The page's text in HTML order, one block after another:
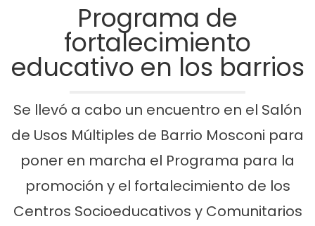
Programa de
fortalecimiento
educativo en los barrios
Se llevó a cabo un encuentro en el Salón
de Usos Múltiples de Barrio Mosconi para
poner en marcha el Programa para la
promoción y el fortalecimiento de los
Centros Socioeducativos y Comunitarios